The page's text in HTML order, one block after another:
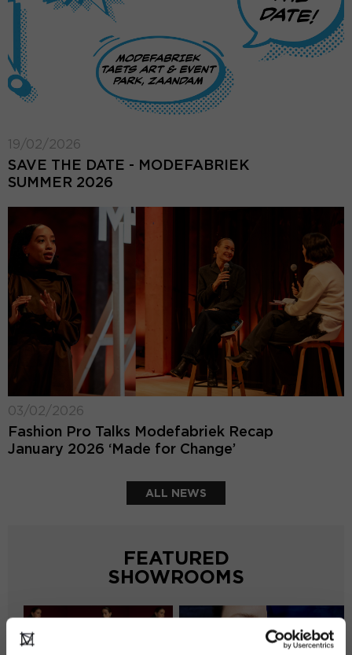
19/02/2026
SAVE THE DATE - MODEFABRIEK
SUMMER 2026
03/02/2026
Fashion Pro Talks Modefabriek Recap
January 2026 ‘Made for Change’
ALL NEWS
FEATURED
SHOWROOMS